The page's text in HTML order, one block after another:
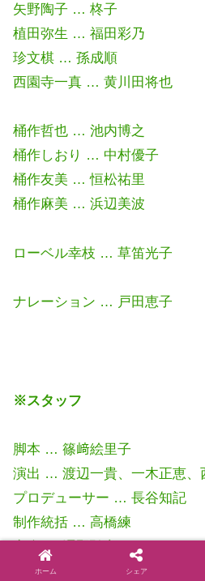
矢野陶子 … 柊子
植田弥生 … 福田彩乃
珍文棋 … 孫成順
西園寺一真 … 黄川田将也
桶作哲也 … 池内博之
桶作しおり … 中村優子
桶作友美 … 恒松祐里
桶作麻美 … 浜辺美波
ローベル幸枝 … 草笛光子
ナレーション … 戸田恵子
※スタッフ
脚本 … 篠﨑絵里子
演出 … 渡辺一貴、一木正恵、
プロデューサー … 長谷知記
制作統括 … 高橋練
音楽 … 澤野弘之
ホーム シェア